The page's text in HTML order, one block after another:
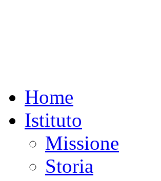
Home
Istituto
Missione
Storia